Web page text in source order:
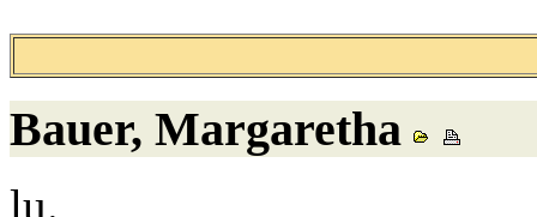
Bauer, Margaretha
lu.